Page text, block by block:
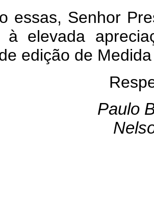
Senhor
à elevada
edição de
Paulo